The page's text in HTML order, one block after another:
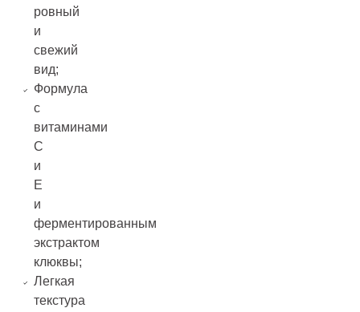
ровный
и
свежий
вид;
Формула
с
витаминами
C
и
E
и
ферментированным
экстрактом
клюквы;
Легкая
текстура